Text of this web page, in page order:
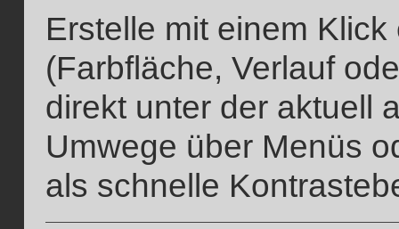
Erstelle mit einem
(Farbfläche, Verlauf
direkt unter der aktuell
Umwege über Menüs
als schnelle